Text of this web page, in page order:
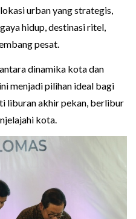
urban yang strategis,
hidup, destinasi ritel,
pesat.
dinamika kota dan
menjadi pilihan ideal bagi
liburan akhir pekan, berlibur
kota.